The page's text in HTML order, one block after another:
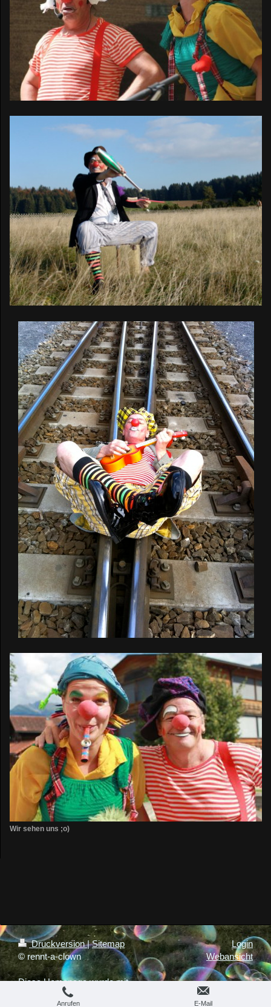
Wir sehen uns ;o)
Druckversion| Sitemap
© rennt-a-clown
Diese Homepage wurde mit
IONOS MyWebsite
Login
Webansicht
Anrufen E-Mail